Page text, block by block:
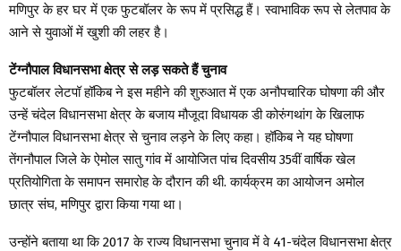
मणिपुर के हर घर में एक फुटबॉलर के रूप में प्रसिद्ध हैं। स्वाभाविक रूप से लेतपाव के
आने से युवाओं में खुशी की लहर है।
टेंग्नौपाल विधानसभा क्षेत्र से लड़ सकते हैं चुनाव
फुटबॉलर लेटपॉ हॉकिब ने इस महीने की शुरुआत में एक अनौपचारिक घोषणा की और
उन्हें चंदेल विधानसभा क्षेत्र के बजाय मौजूदा विधायक डी कोरुंगथांग के खिलाफ
टेंग्नौपाल विधानसभा क्षेत्र से चुनाव लड़ने के लिए कहा। हॉकिब ने यह घोषणा
तेंगनौपाल जिले के ऐमोल सातु गांव में आयोजित पांच दिवसीय 35वीं वार्षिक खेल
प्रतियोगिता के समापन समारोह के दौरान की थी. कार्यक्रम का आयोजन अमोल
छात्र संघ, मणिपुर द्वारा किया गया था।
उन्होंने बताया था कि 2017 के राज्य विधानसभा चुनाव में वे 41-चंदेल विधानसभा क्षेत्र